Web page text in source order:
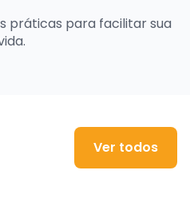
práticas para facilitar sua
Ver todos